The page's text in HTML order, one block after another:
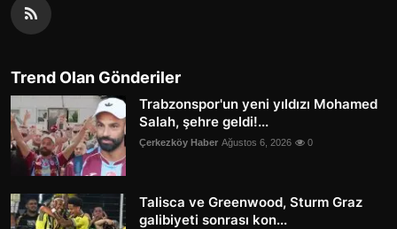
Trend Olan Gönderiler
Trabzonspor'un yeni yıldızı Mohamed
Salah, şehre geldi!...
Çerkezköy Haber Ağustos 6, 2026 0
Talisca ve Greenwood, Sturm Graz
galibiyeti sonrası kon...